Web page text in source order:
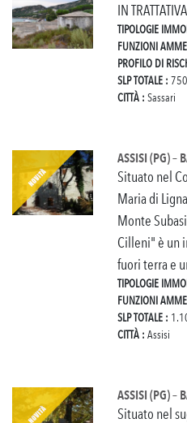
IN
TIPOLOGIE
FUNZIONI
PROFILO DI
SLP TOTALE :
CITTÀ : Sassari
ASSISI (PG) –
Situato nel
Maria di
Monte
Cilleni" è un
fuori terra e
TIPOLOGIE
FUNZIONI
SLP TOTALE :
CITTÀ : Assisi
ASSISI (PG) –
Situato nel